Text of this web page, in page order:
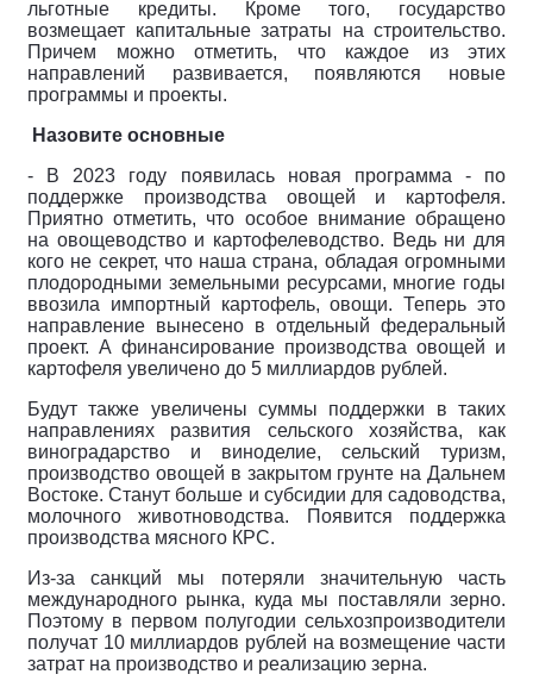
льготные кредиты. Кроме того, государство
возмещает капитальные затраты на строительство.
Причем можно отметить, что каждое из этих
направлений развивается, появляются новые
программы и проекты.
Назовите основные
- В 2023 году появилась новая программа - по
поддержке производства овощей и картофеля.
Приятно отметить, что особое внимание обращено
на овощеводство и картофелеводство. Ведь ни для
кого не секрет, что наша страна, обладая огромными
плодородными земельными ресурсами, многие годы
ввозила импортный картофель, овощи. Теперь это
направление вынесено в отдельный федеральный
проект. А финансирование производства овощей и
картофеля увеличено до 5 миллиардов рублей.
Будут также увеличены суммы поддержки в таких
направлениях развития сельского хозяйства, как
виноградарство и виноделие, сельский туризм,
производство овощей в закрытом грунте на Дальнем
Востоке. Станут больше и субсидии для садоводства,
молочного животноводства. Появится поддержка
производства мясного КРС.
Из-за санкций мы потеряли значительную часть
международного рынка, куда мы поставляли зерно.
Поэтому в первом полугодии сельхозпроизводители
получат 10 миллиардов рублей на возмещение части
затрат на производство и реализацию зерна.